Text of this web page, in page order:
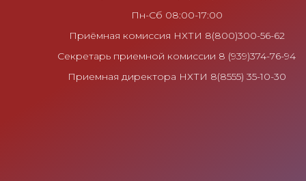
м
Пн-Сб 08:00-17:00
Приёмная комиссия НХТИ 8(800)300-56-62
Секретарь приемной комиссии 8 (939)374-76-94
Приемная директора НХТИ 8(8555) 35-10-30